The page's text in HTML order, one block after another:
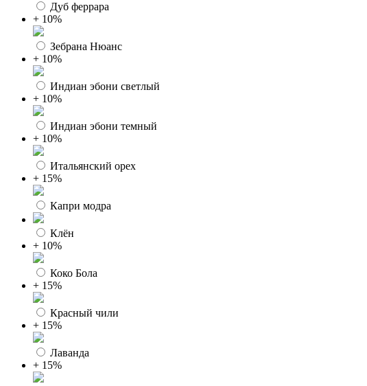
Дуб феррара
+ 10%
Зебрана Нюанс
+ 10%
Индиан эбони светлый
+ 10%
Индиан эбони темный
+ 10%
Итальянский орех
+ 15%
Капри модра
Клён
+ 10%
Коко Бола
+ 15%
Красный чили
+ 15%
Лаванда
+ 15%